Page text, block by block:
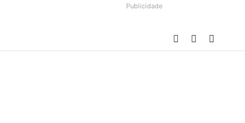
Publicidade
Facebook
YouTube